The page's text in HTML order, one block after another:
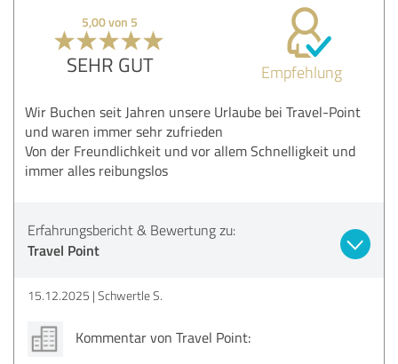
5,00 von 5
SEHR GUT Empfehlung
Wir Buchen seit Jahren unsere Urlaube bei Travel-Point
und waren immer sehr zufrieden
Von der Freundlichkeit und vor allem Schnelligkeit und
immer alles reibungslos
Erfahrungsbericht & Bewertung zu:
Travel Point
15.12.2025 Schwertle S.
Kommentar von Travel Point: